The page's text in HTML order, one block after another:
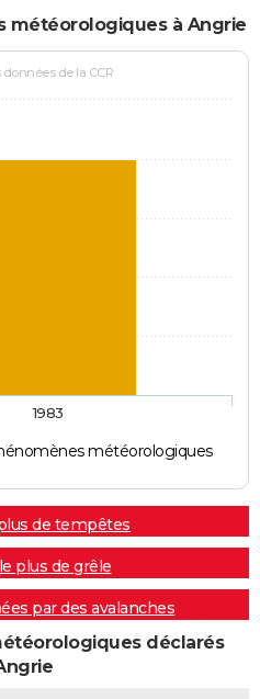
météorologiques à Angrie
de la CCR
météorologiques
1983
de tempêtes
plus de grêle
par des avalanches
déclarés